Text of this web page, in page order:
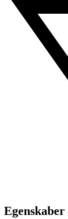
Egenskaber